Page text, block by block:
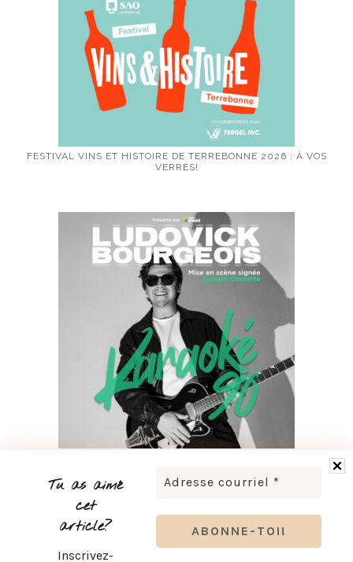
Tu as aimé
cet
article?
Inscrivez-
FESTIVAL VINS ET HISTOIRE DE TERREBONNE 2026 : À VOS
VERRES!